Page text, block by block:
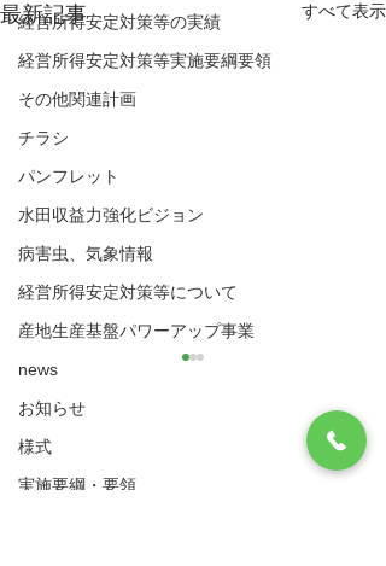
経営所得安定対策等の実績
経営所得安定対策等実施要綱要領
その他関連計画
チラシ
パンフレット
水田収益力強化ビジョン
病害虫、気象情報
経営所得安定対策等について
産地生産基盤パワーアップ事業
news
お知らせ
様式
実施要綱・要領
最新記事 すべて表示
所得安定対策営農計画書
現在、令和８年度経営所得安
定対策営農計画書に基づく現
八代市農業再生協議会
住所：〒866-8601 八代市松江城町1-25 （八
代市農業振興課内）